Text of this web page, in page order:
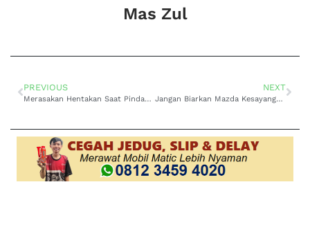
Mas Zul
PREVIOUS
Merasakan Hentakan Saat Pindah Gigi? Ahli Perbaikan Matic Jedug Mitsubishi Dago Jadi Solusi
NEXT
Jangan Biarkan Mazda Kesayangan Jedug Terus! Bawa ke Ahli Perbaikan Matic Jedug Mazda Area Kopo